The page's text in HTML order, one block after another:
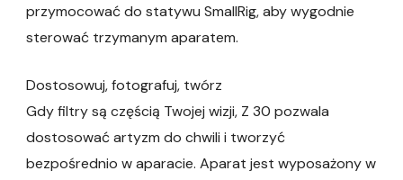
przymocować do statywu SmallRig, aby wygodnie
sterować trzymanym aparatem.
Dostosowuj, fotografuj, twórz
Gdy filtry są częścią Twojej wizji, Z 30 pozwala
dostosować artyzm do chwili i tworzyć
bezpośrednio w aparacie. Aparat jest wyposażony w